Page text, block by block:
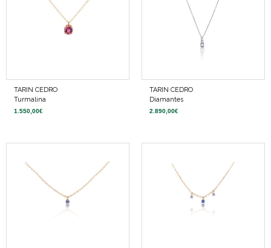
TARIN CEDRO
Turmalina
1.550,00€
TARIN CEDRO
Diamantes
2.890,00€